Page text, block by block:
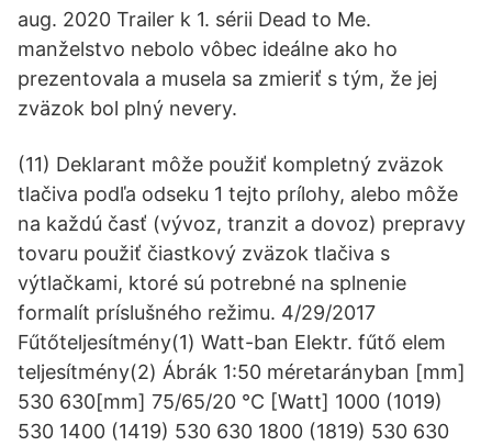
aug. 2020 Trailer k 1. sérii Dead to Me.
manželstvo nebolo vôbec ideálne ako ho
prezentovala a musela sa zmieriť s tým, že jej
zväzok bol plný nevery.
(11) Deklarant môže použiť kompletný zväzok
tlačiva podľa odseku 1 tejto prílohy, alebo môže
na každú časť (vývoz, tranzit a dovoz) prepravy
tovaru použiť čiastkový zväzok tlačiva s
výtlačkami, ktoré sú potrebné na splnenie
formalít príslušného režimu. 4/29/2017
Fűtőteljesítmény(1) Watt-ban Elektr. fűtő elem
teljesítmény(2) Ábrák 1:50 méretarányban [mm]
530 630[mm] 75/65/20 °C [Watt] 1000 (1019)
530 1400 (1419) 530 630 1800 (1819) 530 630